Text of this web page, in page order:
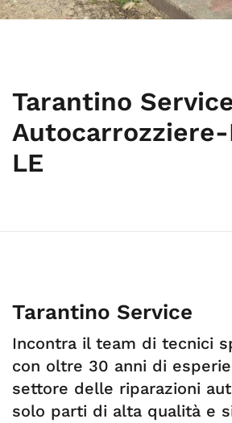
Tarantino
LE
Tarantino Service
Incontra il team di tecnici
con oltre 30 anni di
settore delle riparazioni
solo parti di alta qualità e